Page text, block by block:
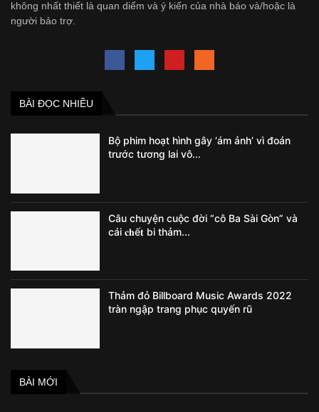
không nhất thiết là quan diểm và ý kiến của nhà báo và/hoặc là
người bảo trợ.
BÀI ĐỌC NHIỀU
Bộ phim hoạt hình gây ‘ám ảnh’ vì đoán
trước tương lai vô...
Câu chuyện cuộc đời “cô Ba Sài Gòn” và
cái 𝐜𝐡ế𝐭 bi thảm...
Thảm đỏ Billboard Music Awards 2022
tràn ngập trang phục quyến rũ
BÀI MỚI